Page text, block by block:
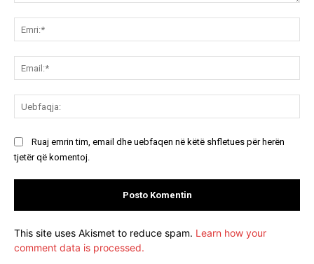
Ruaj emrin tim, email dhe uebfaqen në këtë shfletues për herën
tjetër që komentoj.
This site uses Akismet to reduce spam. Learn how your
comment data is processed.